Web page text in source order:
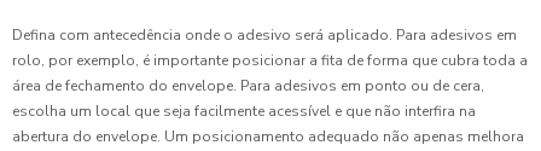
Defina com antecedência onde o adesivo será aplicado. Para adesivos em
rolo, por exemplo, é importante posicionar a fita de forma que cubra toda a
área de fechamento do envelope. Para adesivos em ponto ou de cera,
escolha um local que seja facilmente acessível e que não interfira na
abertura do envelope. Um posicionamento adequado não apenas melhora